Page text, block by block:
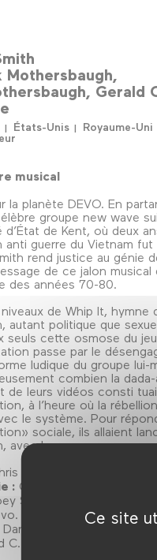
Ce site
Mothersbaugh
Gerald
États-Unis Royaume-Uni
musical
la planète DEVO. En
groupe new wave
d’État de Kent, où deux
anti guerre du Vietnam fut
rend justice au génie
de ce jalon musical
des années 70-80.
de Whip It, hymne
autant politique que
seuls cette osmose du
passe par le
ludique du groupe lui-
combien la
de leurs vidéos consti
à l’heure où la
le système. Pour
sociale, ils allaient
avec le non-sens
Smith.
: Chris Smith.
Scoma.
Danny Gabai, Anita
C. McCourt.